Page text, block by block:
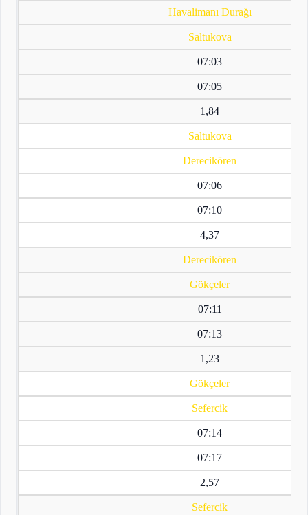
Havalimanı Durağı
Saltukova
07:03
07:05
1,84
Saltukova
Derecikören
07:06
07:10
4,37
Derecikören
Gökçeler
07:11
07:13
1,23
Gökçeler
Sefercik
07:14
07:17
2,57
Sefercik